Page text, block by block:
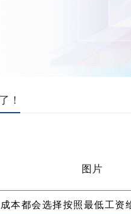
！
本都会选择按照最低工资